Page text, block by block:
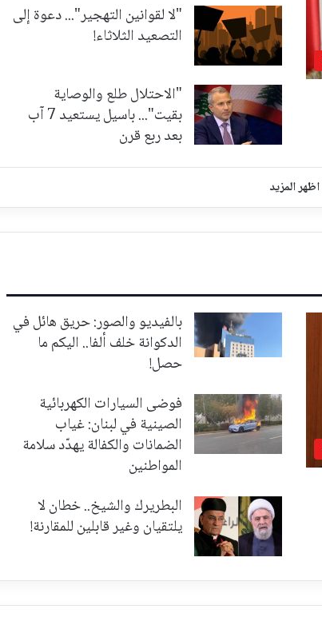
"لا لقوانين التهجير"... دعوة إلى
التصعيد الثلاثاء!
"الاحتلال طلع والوصاية
بقيت"... باسيل يستعيد 7 آب
بعد ربع قرن
اظهر المزيد
بالفيديو والصور: حريق هائل في
الدكوانة خلف ألفا.. اليكم ما
حصل!
فوضى السيارات الكهربائية
الصينية في لبنان: غياب
الضمانات والكفالة يهدّد سلامة
المواطنين
البطريرك والشيخ.. خطان لا
يلتقيان وغير قابلين للمقارنة!